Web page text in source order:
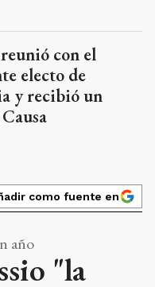
con el
electo de
y recibió un
como fuente en
año
"la